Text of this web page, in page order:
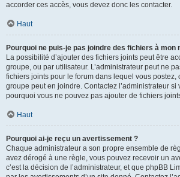
accorder ces accès, vous devez donc les contacter.
Haut
Pourquoi ne puis-je pas joindre des fichiers à mon
La possibilité d’ajouter des fichiers joints peut être
groupe, ou par utilisateur. L’administrateur peut ne
fichiers joints pour le forum dans lequel vous postez,
groupe peut en joindre. Contactez l’administrateur si
pourquoi vous ne pouvez pas ajouter de fichiers
Haut
Pourquoi ai-je reçu un avertissement ?
Chaque administrateur a son propre ensemble de
avez dérogé à une règle, vous pouvez recevoir un
c’est la décision de l’administrateur, et que phpBB